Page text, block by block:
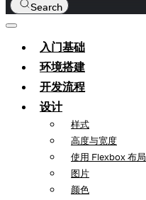
Search
入门基础
环境搭建
开发流程
设计
样式
高度与宽度
使用 Flexbox 布局
图片
颜色